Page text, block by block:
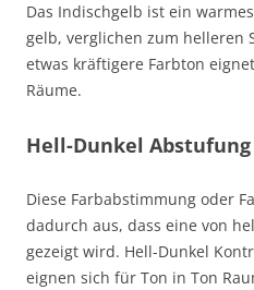
Das Indischgelb ist ein
gelb, verglichen zum helleren
etwas kräftigere Farbton
Räume.
Hell-Dunkel Abstufung
Diese Farbabstimmung oder
dadurch aus, dass eine von
gezeigt wird. Hell-Dunkel
eignen sich für Ton in Ton